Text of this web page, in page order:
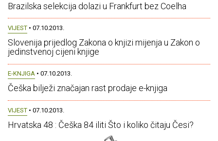
Brazilska selekcija dolazi u Frankfurt bez Coelha
VIJEST • 07.10.2013.
Slovenija prijedlog Zakona o knjizi mijenja u Zakon o
jedinstvenoj cijeni knjige
E-KNJIGA • 07.10.2013.
Češka bilježi značajan rast prodaje e-knjiga
VIJEST • 07.10.2013.
Hrvatska 48 : Češka 84 iliti Što i koliko čitaju Česi?